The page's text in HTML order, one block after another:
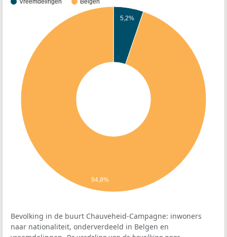
Vreemdelingen Belgen
5,2%
94,8%
Bevolking in de buurt Chauveheid-Campagne: inwoners
naar nationaliteit, onderverdeeld in Belgen en